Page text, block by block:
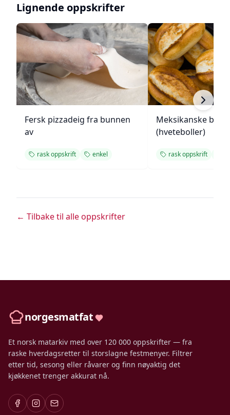
Lignende oppskrifter
Fersk pizzadeig fra bunnen
av
rask oppskrift enkel
Meksikanske
(hveteboller)
rask oppskrift
← Tilbake til alle oppskrifter
norgesmatfat
Et norsk matarkiv med over 120 000 oppskrifter — fra
raske hverdagsretter til storslagne festmenyer. Filtrer
etter tid, sesong eller råvarer og finn nøyaktig det
kjøkkenet trenger akkurat nå.